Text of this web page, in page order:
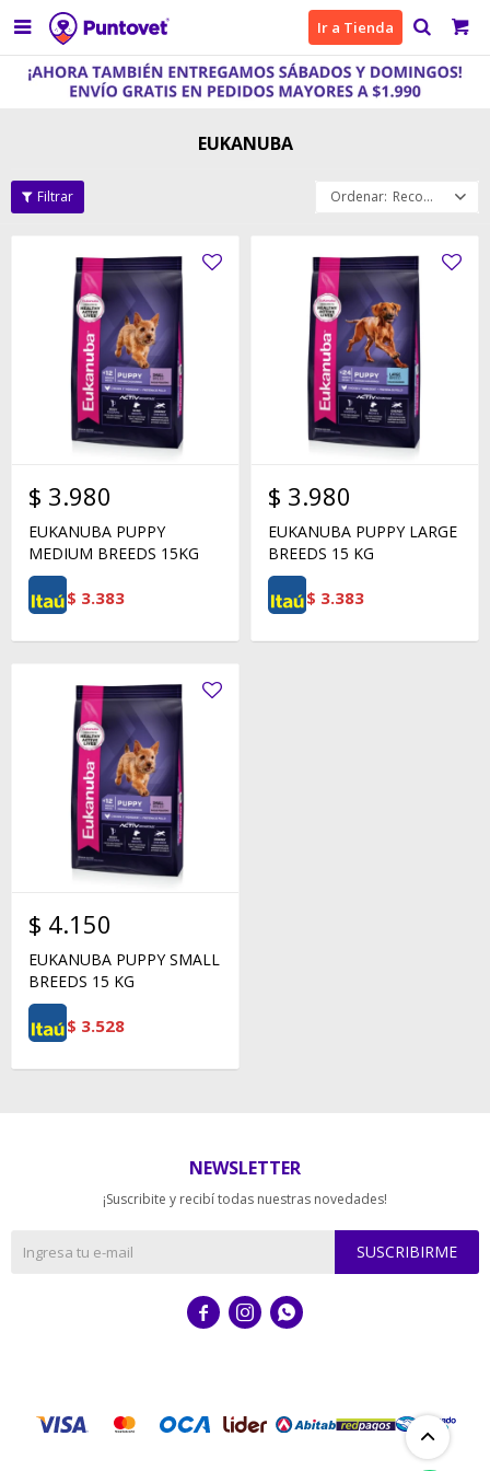
 Ir a Tienda
EUKANUBA
Recomendados
$ 3.980
EUKANUBA PUPPY
MEDIUM BREEDS 15KG
$ 3.383
$ 3.980
EUKANUBA PUPPY LARGE
BREEDS 15 KG
$ 3.383
$ 4.150
EUKANUBA PUPPY SMALL
BREEDS 15 KG
$ 3.528
NEWSLETTER
¡Suscribite y recibí todas nuestras novedades!
SUSCRIBIRME
  